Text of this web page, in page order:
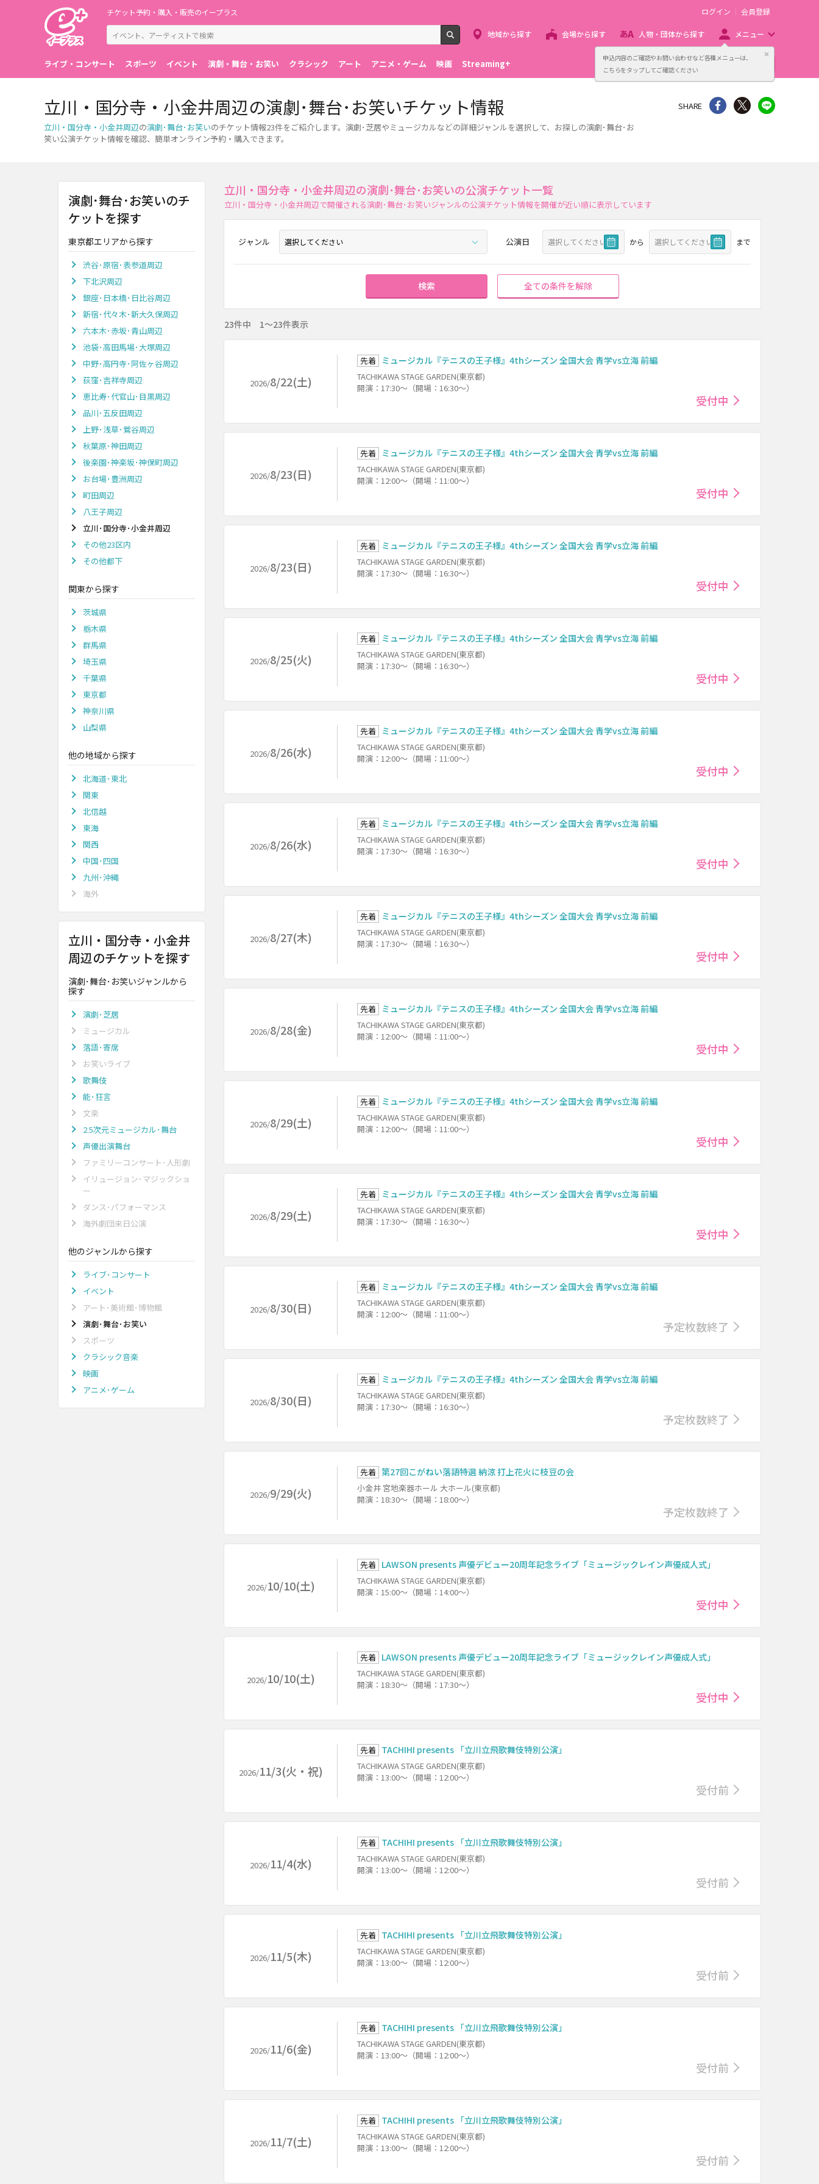
申込内容のご確認やお問い合わせなど各種メニューは、
こちらをタップしてご確認ください
閉じる
チケット予約・購入・販売のイープラス
検索
ログイン 会員登録
地域から探す 会場から探す 人物・団体から探す メニュー
ライブ・コンサート スポーツ イベント 演劇・舞台・お笑い クラシック アート アニメ・ゲーム 映画 Streaming+ 主催者向け販売サービス
立川・国分寺・小金井周辺の演劇･舞台･お笑いチケット情報
立川・国分寺・小金井周辺の演劇･舞台･お笑いのチケット情報23件をご紹介します。演劇･芝居やミュージカルなどの詳細ジャンルを選択して、お探しの演劇･舞台･お
笑い公演チケット情報を確認、簡単オンライン予約・購入できます。
SHARE シェア Twitter
立川・国分寺・小金井周辺の演劇･舞台･お笑いの公演チケット一覧
立川・国分寺・小金井周辺で開催される演劇･舞台･お笑いジャンルの公演チケット情報を開催が近い順に表示しています
ジャンル 公演日 から まで
検索 全ての条件を解除
23件中 1～23件表示
2026/8/22(土)
先着 ミュージカル『テニスの王子様』4thシーズン 全国大会 青学vs立海 前編
TACHIKAWA STAGE GARDEN(東京都)
開演：17:30～（開場：16:30～）
受付中
2026/8/23(日)
先着 ミュージカル『テニスの王子様』4thシーズン 全国大会 青学vs立海 前編
TACHIKAWA STAGE GARDEN(東京都)
開演：12:00～（開場：11:00～）
受付中
2026/8/23(日)
先着 ミュージカル『テニスの王子様』4thシーズン 全国大会 青学vs立海 前編
TACHIKAWA STAGE GARDEN(東京都)
開演：17:30～（開場：16:30～）
受付中
2026/8/25(火)
先着 ミュージカル『テニスの王子様』4thシーズン 全国大会 青学vs立海 前編
TACHIKAWA STAGE GARDEN(東京都)
開演：17:30～（開場：16:30～）
受付中
2026/8/26(水)
先着 ミュージカル『テニスの王子様』4thシーズン 全国大会 青学vs立海 前編
TACHIKAWA STAGE GARDEN(東京都)
開演：12:00～（開場：11:00～）
受付中
2026/8/26(水)
先着 ミュージカル『テニスの王子様』4thシーズン 全国大会 青学vs立海 前編
TACHIKAWA STAGE GARDEN(東京都)
開演：17:30～（開場：16:30～）
受付中
2026/8/27(木)
先着 ミュージカル『テニスの王子様』4thシーズン 全国大会 青学vs立海 前編
TACHIKAWA STAGE GARDEN(東京都)
開演：17:30～（開場：16:30～）
受付中
2026/8/28(金)
先着 ミュージカル『テニスの王子様』4thシーズン 全国大会 青学vs立海 前編
TACHIKAWA STAGE GARDEN(東京都)
開演：12:00～（開場：11:00～）
受付中
2026/8/29(土)
先着 ミュージカル『テニスの王子様』4thシーズン 全国大会 青学vs立海 前編
TACHIKAWA STAGE GARDEN(東京都)
開演：12:00～（開場：11:00～）
受付中
2026/8/29(土)
先着 ミュージカル『テニスの王子様』4thシーズン 全国大会 青学vs立海 前編
TACHIKAWA STAGE GARDEN(東京都)
開演：17:30～（開場：16:30～）
受付中
2026/8/30(日)
先着 ミュージカル『テニスの王子様』4thシーズン 全国大会 青学vs立海 前編
TACHIKAWA STAGE GARDEN(東京都)
開演：12:00～（開場：11:00～）
予定枚数終了
2026/8/30(日)
先着 ミュージカル『テニスの王子様』4thシーズン 全国大会 青学vs立海 前編
TACHIKAWA STAGE GARDEN(東京都)
開演：17:30～（開場：16:30～）
予定枚数終了
2026/9/29(火)
先着 第27回こがねい落語特選 納涼 打上花火に枝豆の会
小金井 宮地楽器ホール 大ホール(東京都)
開演：18:30～（開場：18:00～）
予定枚数終了
2026/10/10(土)
先着 LAWSON presents 声優デビュー20周年記念ライブ「ミュージックレイン声優成人式」
TACHIKAWA STAGE GARDEN(東京都)
開演：15:00～（開場：14:00～）
受付中
2026/10/10(土)
先着 LAWSON presents 声優デビュー20周年記念ライブ「ミュージックレイン声優成人式」
TACHIKAWA STAGE GARDEN(東京都)
開演：18:30～（開場：17:30～）
受付中
2026/11/3(火・祝)
先着 TACHIHI presents 「立川立飛歌舞伎特別公演」
TACHIKAWA STAGE GARDEN(東京都)
開演：13:00～（開場：12:00～）
受付前
2026/11/4(水)
先着 TACHIHI presents 「立川立飛歌舞伎特別公演」
TACHIKAWA STAGE GARDEN(東京都)
開演：13:00～（開場：12:00～）
受付前
2026/11/5(木)
先着 TACHIHI presents 「立川立飛歌舞伎特別公演」
TACHIKAWA STAGE GARDEN(東京都)
開演：13:00～（開場：12:00～）
受付前
2026/11/6(金)
先着 TACHIHI presents 「立川立飛歌舞伎特別公演」
TACHIKAWA STAGE GARDEN(東京都)
開演：13:00～（開場：12:00～）
受付前
2026/11/7(土)
先着 TACHIHI presents 「立川立飛歌舞伎特別公演」
TACHIKAWA STAGE GARDEN(東京都)
開演：13:00～（開場：12:00～）
受付前
演劇･舞台･お笑いのチ
ケットを探す
東京都エリアから探す
渋谷･原宿･表参道周辺
下北沢周辺
銀座･日本橋･日比谷周辺
新宿･代々木･新大久保周辺
六本木･赤坂･青山周辺
池袋･高田馬場･大塚周辺
中野･高円寺･阿佐ヶ谷周辺
荻窪･吉祥寺周辺
恵比寿･代官山･目黒周辺
品川･五反田周辺
上野･浅草･鶯谷周辺
秋葉原･神田周辺
後楽園･神楽坂･神保町周辺
お台場･豊洲周辺
町田周辺
八王子周辺
立川･国分寺･小金井周辺
その他23区内
その他都下
関東から探す
茨城県
栃木県
群馬県
埼玉県
千葉県
東京都
神奈川県
山梨県
他の地域から探す
北海道･東北
関東
北信越
東海
関西
中国･四国
九州･沖縄
海外
立川・国分寺・小金井
周辺のチケットを探す
演劇･舞台･お笑いジャンルから
探す
演劇･芝居
ミュージカル
落語･寄席
お笑いライブ
歌舞伎
能･狂言
文楽
2.5次元ミュージカル･舞台
声優出演舞台
ファミリーコンサート･人形劇
イリュージョン･マジックショ
ー
ダンス･パフォーマンス
海外劇団来日公演
他のジャンルから探す
ライブ･コンサート
イベント
アート･美術館･博物館
演劇･舞台･お笑い
スポーツ
クラシック音楽
映画
アニメ･ゲーム